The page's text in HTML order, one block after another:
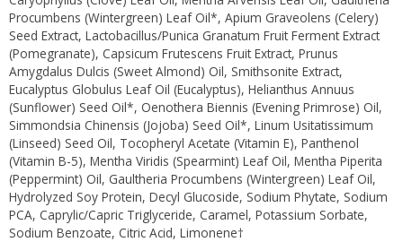
Procumbens (Wintergreen) Leaf Oil*, Apium Graveolens (Celery)
Seed Extract, Lactobacillus/Punica Granatum Fruit Ferment Extract
(Pomegranate), Capsicum Frutescens Fruit Extract, Prunus
Amygdalus Dulcis (Sweet Almond) Oil, Smithsonite Extract,
Eucalyptus Globulus Leaf Oil (Eucalyptus), Helianthus Annuus
(Sunflower) Seed Oil*, Oenothera Biennis (Evening Primrose) Oil,
Simmondsia Chinensis (Jojoba) Seed Oil*, Linum Usitatissimum
(Linseed) Seed Oil, Tocopheryl Acetate (Vitamin E), Panthenol
(Vitamin B-5), Mentha Viridis (Spearmint) Leaf Oil, Mentha Piperita
(Peppermint) Oil, Gaultheria Procumbens (Wintergreen) Leaf Oil,
Hydrolyzed Soy Protein, Decyl Glucoside, Sodium Phytate, Sodium
PCA, Caprylic/Capric Triglyceride, Caramel, Potassium Sorbate,
Sodium Benzoate, Citric Acid, Limonene†